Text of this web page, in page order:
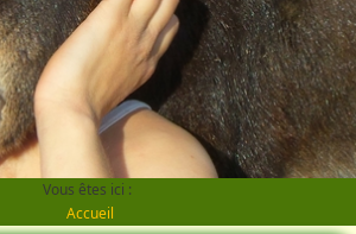
Vous êtes ici :
Accueil